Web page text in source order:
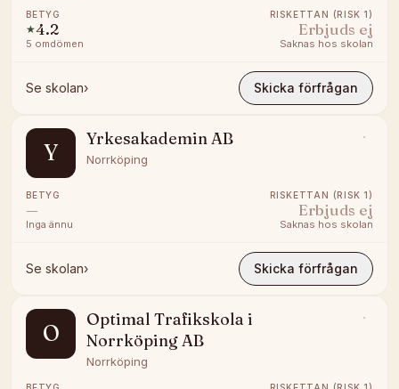
BETYG
★4.2
5 omdömen
RISKETTAN (RISK 1)
Erbjuds ej
Saknas hos skolan
Se skolan› Skicka förfrågan
Y
Yrkesakademin AB
Norrköping
BETYG
—
Inga ännu
RISKETTAN (RISK 1)
Erbjuds ej
Saknas hos skolan
Se skolan› Skicka förfrågan
O
Optimal Trafikskola i
Norrköping AB
Norrköping